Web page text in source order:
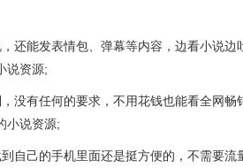
还能发表情包、弹幕等内容，边看小说边
说资源;
没有任何的要求，不用花钱也能看全网
小说资源;
自己的手机里面还是挺方便的，不需要流